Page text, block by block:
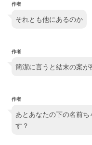
作者
それとも他にあるのか
作者
簡潔に言うと結末の案が
作者
あとあなたの下の名前
す？